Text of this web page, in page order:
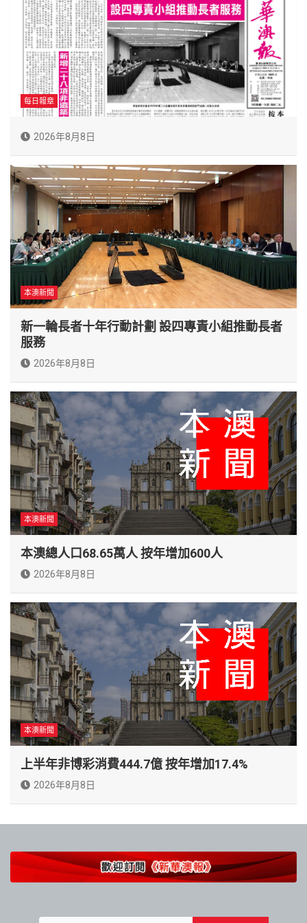
每日報章
2026年8月8日
本澳新聞
新一輪長者十年行動計劃 設四專責小組推動長者
服務
2026年8月8日
本澳新聞
本澳總人口68.65萬人 按年增加600人
2026年8月8日
本澳新聞
上半年非博彩消費444.7億 按年增加17.4%
2026年8月8日